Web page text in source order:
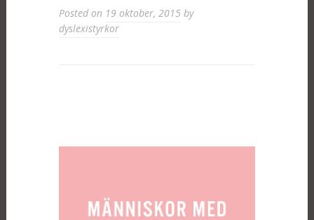
Posted on 19 oktober, 2015by
dyslexistyrkor